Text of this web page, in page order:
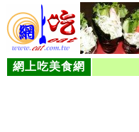
網上吃美食網